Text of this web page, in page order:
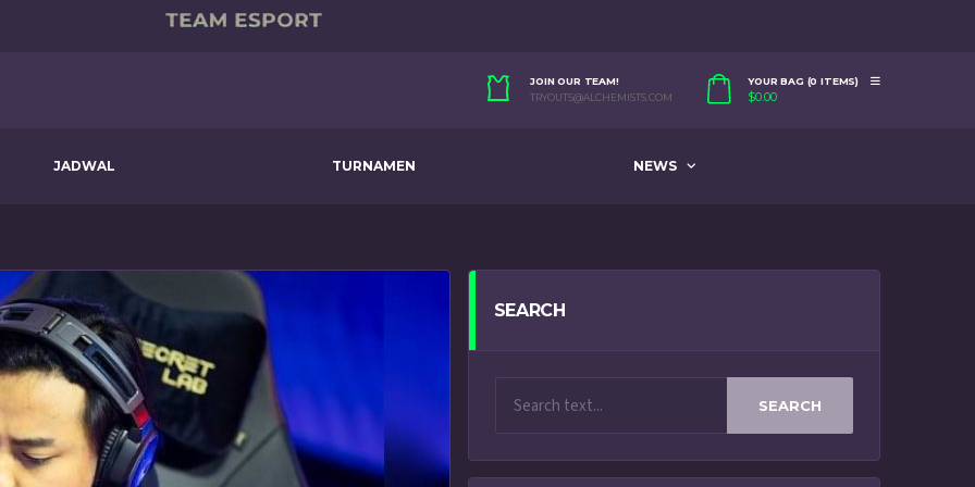
JOIN OUR TEAM!
TRYOUTS@ALCHEMISTS.COM
YOUR BAG (0 ITEMS)
$0.00
JADWAL TURNAMEN NEWS
SEARCH
SEARCH